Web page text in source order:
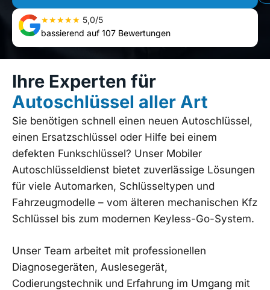
★★★★★ 5,0/5
bassierend auf 107 Bewertungen
Ihre Experten für
Autoschlüssel aller Art
Sie benötigen schnell einen neuen Autoschlüssel,
einen Ersatzschlüssel oder Hilfe bei einem
defekten Funkschlüssel? Unser Mobiler
Autoschlüsseldienst bietet zuverlässige Lösungen
für viele Automarken, Schlüsseltypen und
Fahrzeugmodelle – vom älteren mechanischen Kfz
Schlüssel bis zum modernen Keyless-Go-System.
Unser Team arbeitet mit professionellen
Diagnosegeräten, Auslesegerät,
Codierungstechnik und Erfahrung im Umgang mit